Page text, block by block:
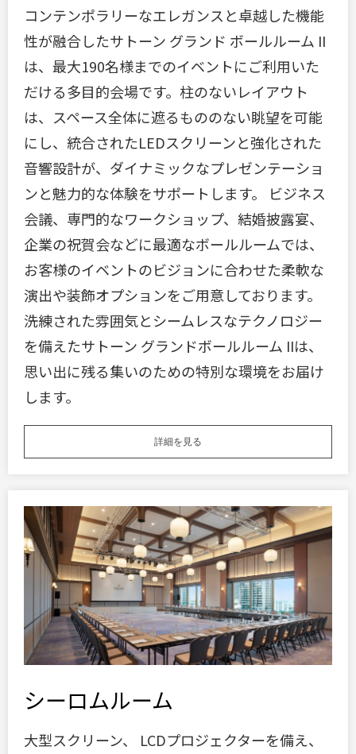
コンテンポラリーなエレガンスと卓越した機能
性が融合したサトーン グランド ボールルーム II
は、最大190名様までのイベントにご利用いた
だける多目的会場です。柱のないレイアウト
は、スペース全体に遮るもののない眺望を可能
にし、統合されたLEDスクリーンと強化された
音響設計が、ダイナミックなプレゼンテーショ
ンと魅力的な体験をサポートします。 ビジネス
会議、専門的なワークショップ、結婚披露宴、
企業の祝賀会などに最適なボールルームでは、
お客様のイベントのビジョンに合わせた柔軟な
演出や装飾オプションをご用意しております。
洗練された雰囲気とシームレスなテクノロジー
を備えたサトーン グランドボールルーム IIは、
思い出に残る集いのための特別な環境をお届け
します。
詳細を見る
シーロムルーム
大型スクリーン、 LCDプロジェクターを備え、